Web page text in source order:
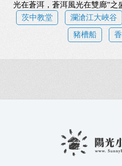
光在蒼洱，蒼洱風光在雙廊”之
茨中教堂
瀾滄江大峽谷
豬槽船